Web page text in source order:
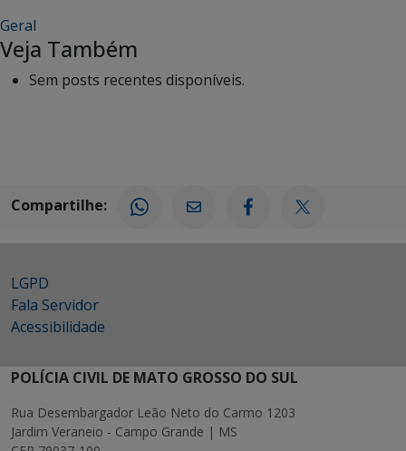
Geral
Veja Também
Sem posts recentes disponíveis.
Compartilhe:
LGPD
Fala Servidor
Acessibilidade
POLÍCIA CIVIL DE MATO GROSSO DO SUL
Rua Desembargador Leão Neto do Carmo 1203
Jardim Veraneio - Campo Grande | MS